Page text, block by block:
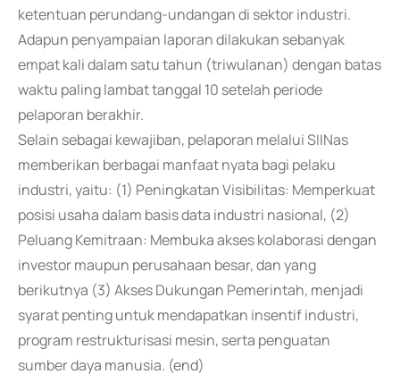
ketentuan perundang-undangan di sektor industri.
Adapun penyampaian laporan dilakukan sebanyak
empat kali dalam satu tahun (triwulanan) dengan batas
waktu paling lambat tanggal 10 setelah periode
pelaporan berakhir.
Selain sebagai kewajiban, pelaporan melalui SIINas
memberikan berbagai manfaat nyata bagi pelaku
industri, yaitu: (1) Peningkatan Visibilitas: Memperkuat
posisi usaha dalam basis data industri nasional, (2)
Peluang Kemitraan: Membuka akses kolaborasi dengan
investor maupun perusahaan besar, dan yang
berikutnya (3) Akses Dukungan Pemerintah, menjadi
syarat penting untuk mendapatkan insentif industri,
program restrukturisasi mesin, serta penguatan
sumber daya manusia. (end)